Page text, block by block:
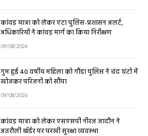
कांवड़ यात्रा को लेकर एटा पुलिस-प्रशासन अलर्ट,
अधिकारियों ने कांवड़ मार्ग का किया निरीक्षण
09/08/2026
गुम हुई 40 वर्षीय महिला को गौंडा पुलिस ने चंद घंटों में
खोजकर परिजनों को सौंपा
09/08/2026
कांवड़ यात्रा को लेकर एसएसपी नीरज जादौन ने
अतरौली बॉर्डर पर परखी सुरक्षा व्यवस्था